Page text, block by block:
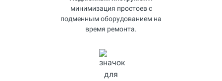
минимизация простоев с
подменным оборудованием на
время ремонта.